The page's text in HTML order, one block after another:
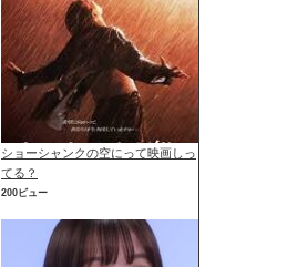
ショーシャンクの空にって映画しっ
てる？
200ビュー